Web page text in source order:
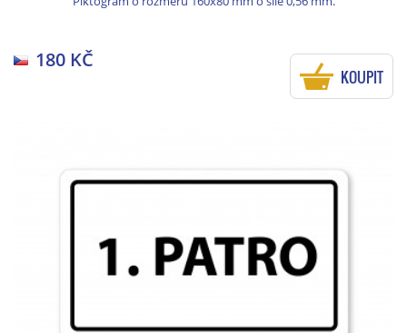
180 KČ
KOUPIT